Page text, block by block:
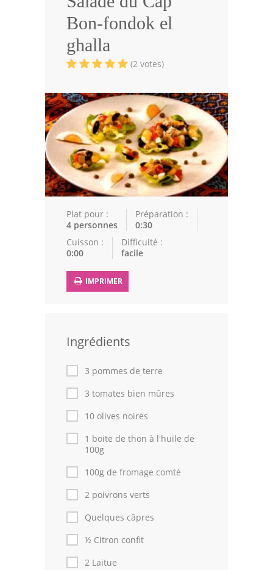
Volailles
Cuisines Orientales
Pâtisseries Orientales
Cuisine Algérienne
Cuisine Tunisienne
Cuisine Juive
Cuisine Libanaise
Articles
Actualités
Leçons de cuisine
Chefs
Forum
Thèmes
Espace Personnel
Bon-fondok el
ghalla
(2 votes)
Plat pour :
4 personnes
Préparation :
0:30
Cuisson :
0:00
Difficulté :
facile
IMPRIMER
Ingrédients
3 pommes de terre
3 tomates bien mûres
10 olives noires
1 boite de thon à l'huile de
100g
100g de fromage comté
2 poivrons verts
Quelques câpres
½ Citron confit
2 Laitue